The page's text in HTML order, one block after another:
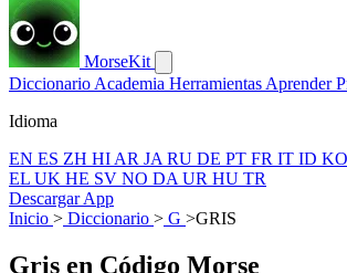
MorseKit
Diccionario Academia Herramientas Aprender
Idioma
EN ES ZH HI AR JA RU DE PT FR IT ID KO
EL UK HE SV NO DA UR HU TR
Descargar App
Inicio > Diccionario > G >GRIS
Gris en Código Morse